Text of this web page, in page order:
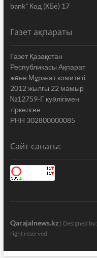
bank” Код (КБе) 17
Газет ақпараты
Газет Қазақстан
Республикасы Ақпарат
жəне Мұрағат комитеті
2012 жылғы 22 мамыр
№12759-Г куəлігімен
тіркелген
РНН 302800000085
Сайт санағы:
Qarajalnews.kz | Designed by:
right reserved